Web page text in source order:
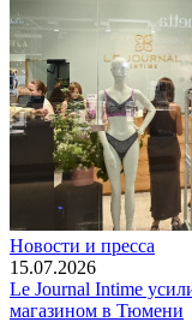
Новости и пресса
15.07.2026
Le Journal Intime
магазином в Тюмени